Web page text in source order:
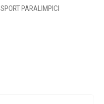
SPORT PARALIMPICI